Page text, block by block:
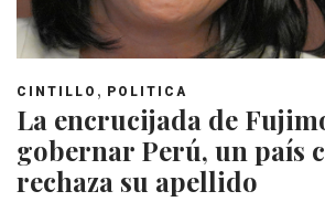
CINTILLO , POLITICA
La encrucijada de
gobernar Perú, un país
rechaza su apellido